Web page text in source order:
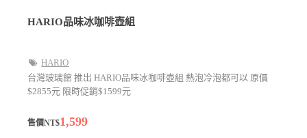
HARIO品味冰咖啡壺組
HARIO
台灣玻璃館 推出 HARIO品味冰咖啡壺組 熱泡冷泡都可以 原價
$2855元 限時促銷$1599元
售價NT$1,599